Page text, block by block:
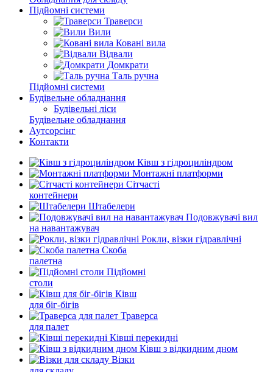
Підйомні системи
Траверси
Вили
Ковані вила
Відвали
Домкрати
Таль ручна
Підйомні системи
Будівельне обладнання
Будівельні ліси
Будівельне обладнання
Аутсорсінг
Контакти
Ківш з гідроциліндром
Монтажні платформи
Сітчасті
контейнери
Штабелери
Подовжувачі вил
на навантажувач
Рокли, візки гідравлічні
Скоба
палетна
Підйомні
столи
Ківш
для біг-бігів
Траверса
для палет
Ківші перекидні
Ківш з відкидним дном
Візки